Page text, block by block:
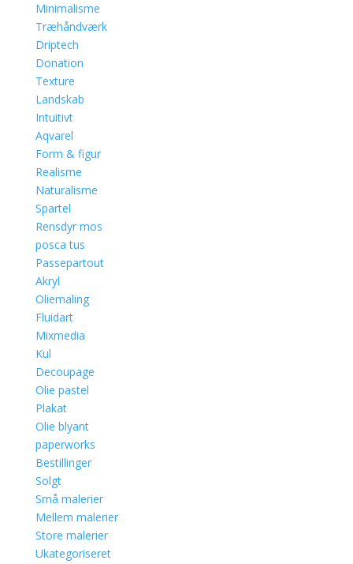
Minimalisme
Træhåndværk
Driptech
Donation
Texture
Landskab
Intuitivt
Aqvarel
Form & figur
Realisme
Naturalisme
Spartel
Rensdyr mos
posca tus
Passepartout
Akryl
Oliemaling
Fluidart
Mixmedia
Kul
Decoupage
Olie pastel
Plakat
Olie blyant
paperworks
Bestillinger
Solgt
Små malerier
Mellem malerier
Store malerier
Ukategoriseret